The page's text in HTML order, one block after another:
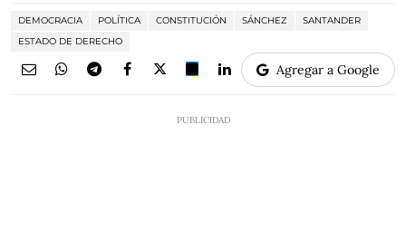
DEMOCRACIA POLÍTICA CONSTITUCIÓN SÁNCHEZ
SANTANDER
ESTADO DE DERECHO
Agregar a Google